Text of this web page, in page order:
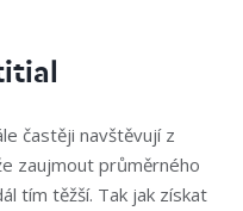
častěji navštěvují z
zaujmout průměrného
tím těžší. Tak jak získat